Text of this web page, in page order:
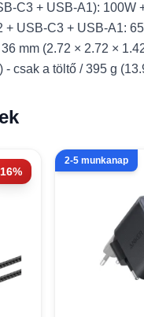
C3 + USB-A1): 100W
+ USB-C3 + USB-A1:
mm (2.72 × 2.72 ×
- csak a töltő / 395 g
2-5 munkanap